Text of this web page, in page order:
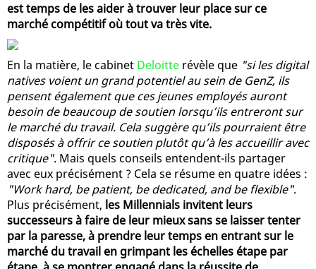
est temps de les aider à trouver leur place sur ce
marché compétitif où tout va très vite.
En la matière, le cabinet Deloitte révèle que "si les digital
natives voient un grand potentiel au sein de GenZ, ils
pensent également que ces jeunes employés auront
besoin de beaucoup de soutien lorsqu’ils entreront sur
le marché du travail. Cela suggère qu’ils pourraient être
disposés à offrir ce soutien plutôt qu’à les accueillir avec
critique". Mais quels conseils entendent-ils partager
avec eux précisément ? Cela se résume en quatre idées :
"Work hard, be patient, be dedicated, and be flexible".
Plus précisément, les Millennials invitent leurs
successeurs à faire de leur mieux sans se laisser tenter
par la paresse, à prendre leur temps en entrant sur le
marché du travail en grimpant les échelles étape par